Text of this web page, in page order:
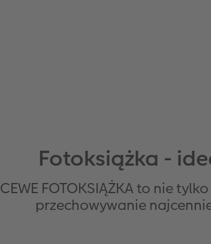
Fotoksiążka -
CEWE FOTOKSIĄŻKA to nie
przechowywanie